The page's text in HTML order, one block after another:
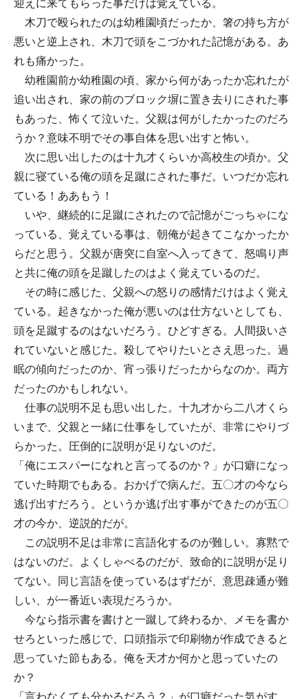
迎えに来てもらった事だけは覚えている。
木刀で殴られたのは幼稚園頃だったか、箸の持ち方が
悪いと逆上され、木刀で頭をこづかれた記憶がある。あ
れも痛かった。
幼稚園前か幼稚園の頃、家から何があったか忘れたが
追い出され、家の前のブロック塀に置き去りにされた事
もあった、怖くて泣いた。父親は何がしたかったのだろ
うか？意味不明でその事自体を思い出すと怖い。
次に思い出したのは十九才くらいか高校生の頃か。父
親に寝ている俺の頭を足蹴にされた事だ。いつだか忘れ
ている！ああもう！
いや、継続的に足蹴にされたので記憶がごっちゃにな
っている、覚えている事は、朝俺が起きてこなかったか
らだと思う。父親が唐突に自室へ入ってきて、怒鳴り声
と共に俺の頭を足蹴したのはよく覚えているのだ。
その時に感じた、父親への怒りの感情だけはよく覚え
ている。起きなかった俺が悪いのは仕方ないとしても、
頭を足蹴するのはないだろう。ひどすぎる。人間扱いさ
れていないと感じた。殺してやりたいとさえ思った。過
眠の傾向だったのか、宵っ張りだったからなのか。両方
だったのかもしれない。
仕事の説明不足も思い出した。十九才から二八才くら
いまで、父親と一緒に仕事をしていたが、非常にやりづ
らかった。圧倒的に説明が足りないのだ。
「俺にエスパーになれと言ってるのか？」が口癖になっ
ていた時期でもある。おかげで病んだ。五〇才の今なら
逃げ出すだろう。というか逃げ出す事ができたのが五〇
才の今か、逆説的だが。
この説明不足は非常に言語化するのが難しい。寡黙で
はないのだ。よくしゃべるのだが、致命的に説明が足り
てない。同じ言語を使っているはずだが、意思疎通が難
しい、が一番近い表現だろうか。
今なら指示書を書けと一蹴して終わるか、メモを書か
せろといった感じで、口頭指示で印刷物が作成できると
思っていた節もある。俺を天才か何かと思っていたの
か？
「言わなくても分かるだろう？」が口癖だった気がす